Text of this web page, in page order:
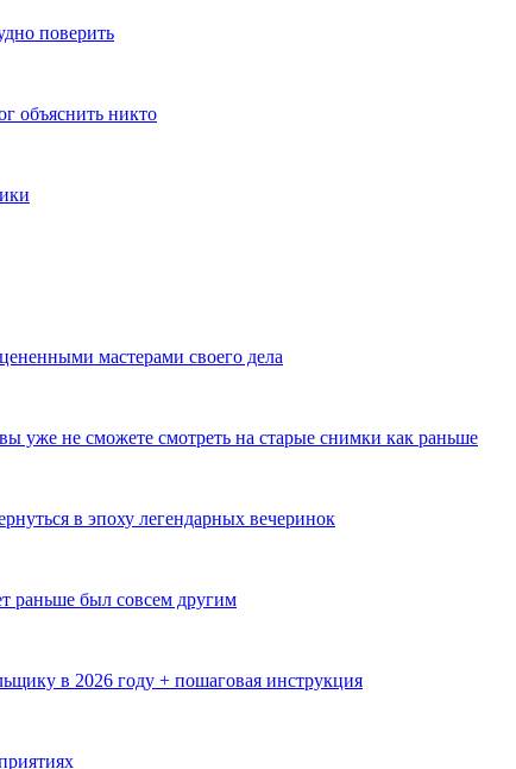
поверить
объяснить никто
мастерами своего дела
уже не сможете смотреть на старые снимки как раньше
в эпоху легендарных вечеринок
раньше был совсем другим
в 2026 году + пошаговая инструкция